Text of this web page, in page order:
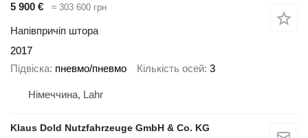
5 900 € ≈ 303 600 грн
Напівпричіп штора
2017
Підвіска пневмо/пневмо Кількість осей 3
Німеччина, Lahr
Klaus Dold Nutzfahrzeuge GmbH & Co. KG